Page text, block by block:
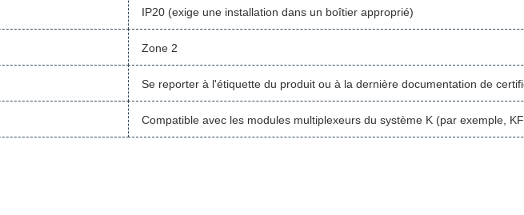
IP20 (exige une installation dans un boîtier approprié)
Zone 2
Se reporter à l'étiquette du produit ou à la dernière documentation de
Compatible avec les modules multiplexeurs du système K (par exemple,